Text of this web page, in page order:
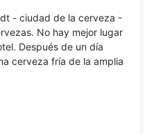
- ciudad de la cerveza -
No hay mejor lugar
Después de un día
cerveza fría de la amplia